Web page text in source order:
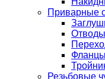
Приварные
Отводы
Фланцы
Резьбовые